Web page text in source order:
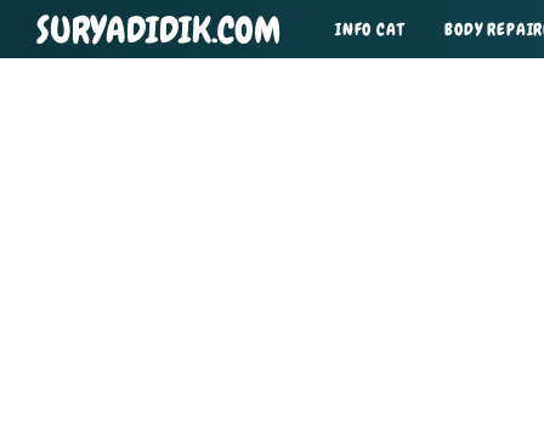
SURYADIDIK.COM INFO CAT BODY